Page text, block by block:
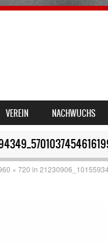
VEREIN NACHWUCHS
× 720 in